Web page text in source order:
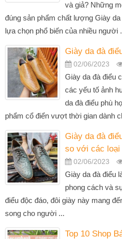
và giả? Những
đúng sản phẩm chất lượng Giày
lựa chọn phổ biến của nhiều người
Giày da đà
02/06/2023
Giày da đà điểu
các yếu tố ảnh
da đà điểu phù
phẩm cổ điển vượt thời gian dành
Giày da đà
so với các loại
02/06/2023
Giày da đà điểu
phong cách và
điểu độc đáo, đôi giày này mang
song cho người ...
Top 10 Shop